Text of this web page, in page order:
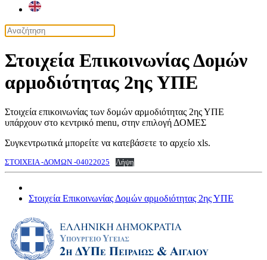
Στοιχεία Επικοινωνίας Δομών
αρμοδιότητας 2ης ΥΠΕ
Στοιχεία επικοινωνίας των δομών αρμοδιότητας 2ης ΥΠΕ
υπάρχουν στο κεντρικό menu, στην επιλογή ΔΟΜΕΣ
Συγκεντρωτικά μπορείτε να κατεβάσετε το αρχείο xls.
ΣΤΟΙΧΕΙΑ -ΔΟΜΩΝ -04022025 Λήψη
Στοιχεία Επικοινωνίας Δομών αρμοδιότητας 2ης ΥΠΕ